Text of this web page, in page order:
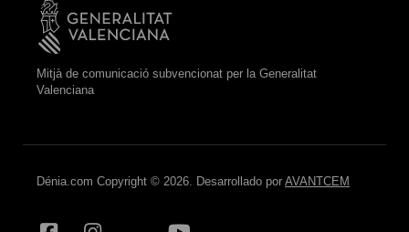
Mitjà de comunicació subvencionat per la Generalitat
Valenciana
Dénia.com Copyright © 2026. Desarrollado por AVANTCEM